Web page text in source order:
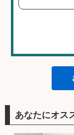
あなたにオス